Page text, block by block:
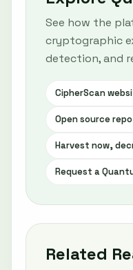
See how the
cryptographic
detection, and
CipherScan
Open source
Harvest now,
Request a
Related